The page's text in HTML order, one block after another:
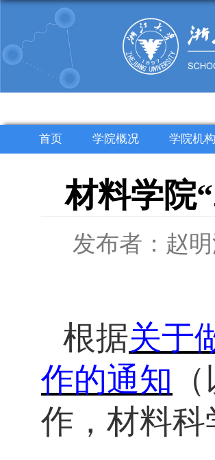
首页 学院概况 学院机构
材料学院
发布者：赵
根据关于
作的通知
作，材料